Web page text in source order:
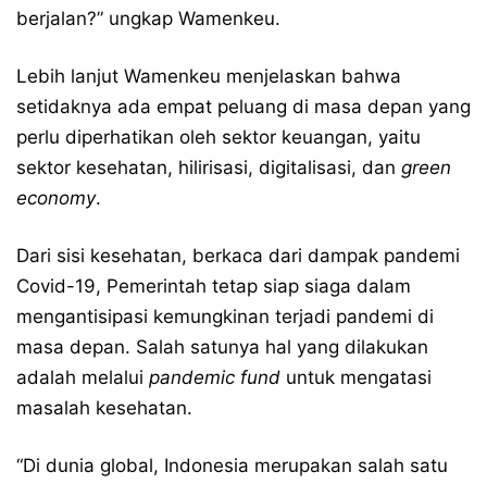
berjalan?” ungkap Wamenkeu.
Lebih lanjut Wamenkeu menjelaskan bahwa
setidaknya ada empat peluang di masa depan yang
perlu diperhatikan oleh sektor keuangan, yaitu
sektor kesehatan, hilirisasi, digitalisasi, dan green
economy.
Dari sisi kesehatan, berkaca dari dampak pandemi
Covid-19, Pemerintah tetap siap siaga dalam
mengantisipasi kemungkinan terjadi pandemi di
masa depan. Salah satunya hal yang dilakukan
adalah melalui pandemic fund untuk mengatasi
masalah kesehatan.
“Di dunia global, Indonesia merupakan salah satu